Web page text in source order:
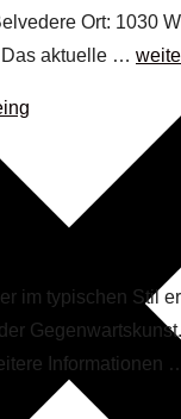
Ort: 1030
Das aktuelle …
im typischen Stil
Informationen